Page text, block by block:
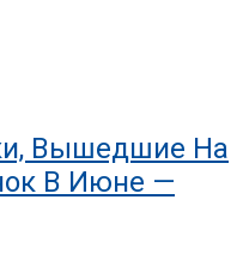
Вышедшие На
В Июне —